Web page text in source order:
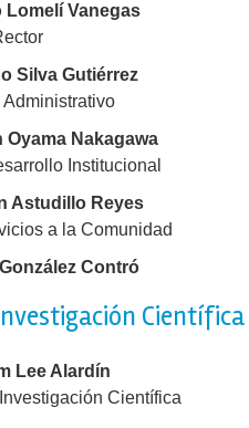
Lomelí Vanegas
Silva Gutiérrez
Administrativo
Oyama Nakagawa
Institucional
Astudillo Reyes
a la Comunidad
Contró
Científica
Lee Alardín
Científica